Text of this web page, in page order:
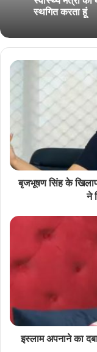
स्थगित करता हूं
बृजभूषण सिंह के
ने
इस्लाम अपनाने का